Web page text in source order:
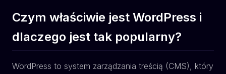
Czym właściwie jest WordPress i
dlaczego jest tak popularny?
WordPress to system zarządzania treścią (CMS), który